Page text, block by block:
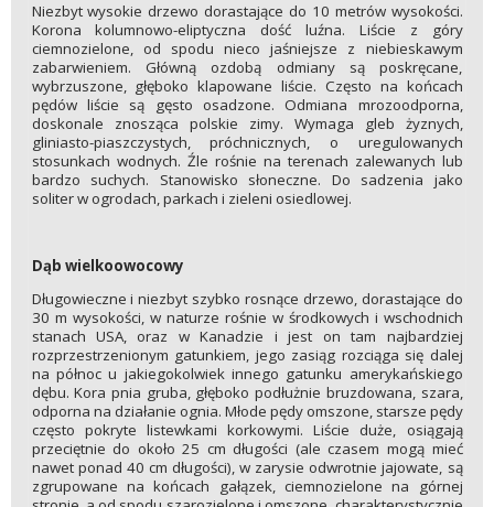
Niezbyt wysokie drzewo dorastające do 10 metrów wysokości.
Korona kolumnowo-eliptyczna dość luźna. Liście z góry
ciemnozielone, od spodu nieco jaśniejsze z niebieskawym
zabarwieniem. Główną ozdobą odmiany są poskręcane,
wybrzuszone, głęboko klapowane liście. Często na końcach
pędów liście są gęsto osadzone. Odmiana mrozoodporna,
doskonale znosząca polskie zimy. Wymaga gleb żyznych,
gliniasto-piaszczystych, próchnicznych, o uregulowanych
stosunkach wodnych. Źle rośnie na terenach zalewanych lub
bardzo suchych. Stanowisko słoneczne. Do sadzenia jako
soliter w ogrodach, parkach i zieleni osiedlowej.
Dąb wielkoowocowy
Długowieczne i niezbyt szybko rosnące drzewo, dorastające do
30 m wysokości, w naturze rośnie w środkowych i wschodnich
stanach USA, oraz w Kanadzie i jest on tam najbardziej
rozprzestrzenionym gatunkiem, jego zasiąg rozciąga się dalej
na północ u jakiegokolwiek innego gatunku amerykańskiego
dębu. Kora pnia gruba, głęboko podłużnie bruzdowana, szara,
odporna na działanie ognia. Młode pędy omszone, starsze pędy
często pokryte listewkami korkowymi. Liście duże, osiągają
przeciętnie do około 25 cm długości (ale czasem mogą mieć
nawet ponad 40 cm długości), w zarysie odwrotnie jajowate, są
zgrupowane na końcach gałązek, ciemnozielone na górnej